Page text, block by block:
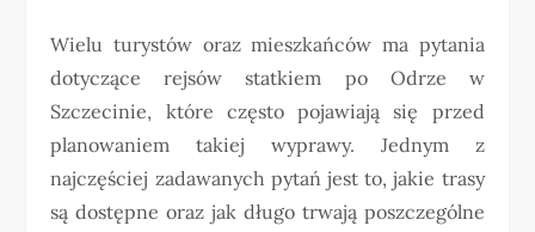
Wielu turystów oraz mieszkańców ma pytania
dotyczące rejsów statkiem po Odrze w
Szczecinie, które często pojawiają się przed
planowaniem takiej wyprawy. Jednym z
najczęściej zadawanych pytań jest to, jakie trasy
są dostępne oraz jak długo trwają poszczególne